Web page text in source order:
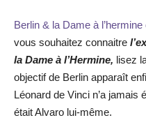
Berlin & la Dame à
vous souhaitez connaitre
la Dame à l’Hermine, lisez
objectif de Berlin apparaît
Léonard de Vinci n’a jamais
était Alvaro lui-même.